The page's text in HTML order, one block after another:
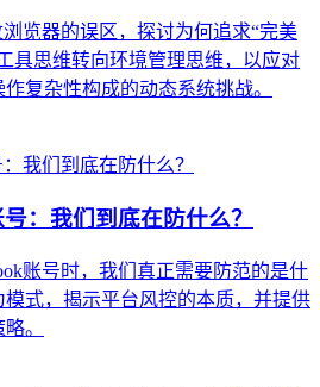
览器的误区，探讨为何追求“完美
具思维转向环境管理思维，以应对
复杂性构成的动态系统挑战。
：我们到底在防什么？
账号时，我们真正需要防范的是什
式，揭示平台风控的本质，并提供
。